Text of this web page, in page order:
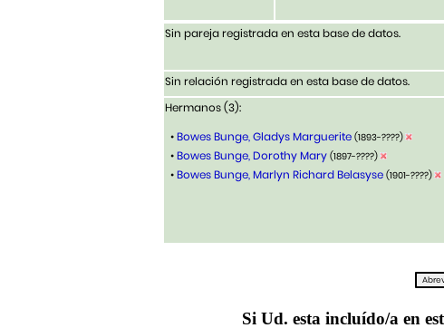
Sin pareja registrada en esta base de datos.
Sin relación registrada en esta base de datos.
Hermanos (3):
•Bowes Bunge, Gladys Marguerite (1893-????)
•Bowes Bunge, Dorothy Mary (1897-????)
•Bowes Bunge, Marlyn Richard Belasyse (1901-????)
Si Ud. esta incluído/a en